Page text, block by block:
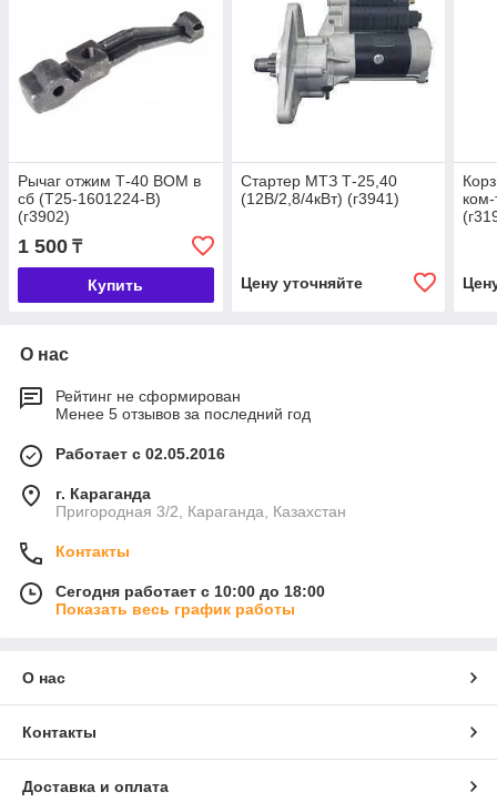
Рычаг отжим Т-40 ВОМ в
сб (Т25-1601224-В)
(г3902)
1 500 ₸
Купить
Стартер МТЗ Т-25,40
(12В/2,8/4кВт) (г3941)
Цену уточняйте
ком-
О нас
Рейтинг не сформирован
Менее 5 отзывов за последний год
Работает с 02.05.2016
г. Караганда
Пригородная 3/2, Караганда, Казахстан
Контакты
Сегодня работает с 10:00 до 18:00
Показать весь график работы
О нас
Контакты
Доставка и оплата